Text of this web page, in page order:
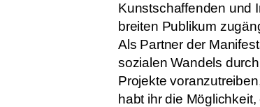
Kunstschaffenden und
breiten Publikum
Als Partner der
sozialen Wandels
Projekte
habt ihr die